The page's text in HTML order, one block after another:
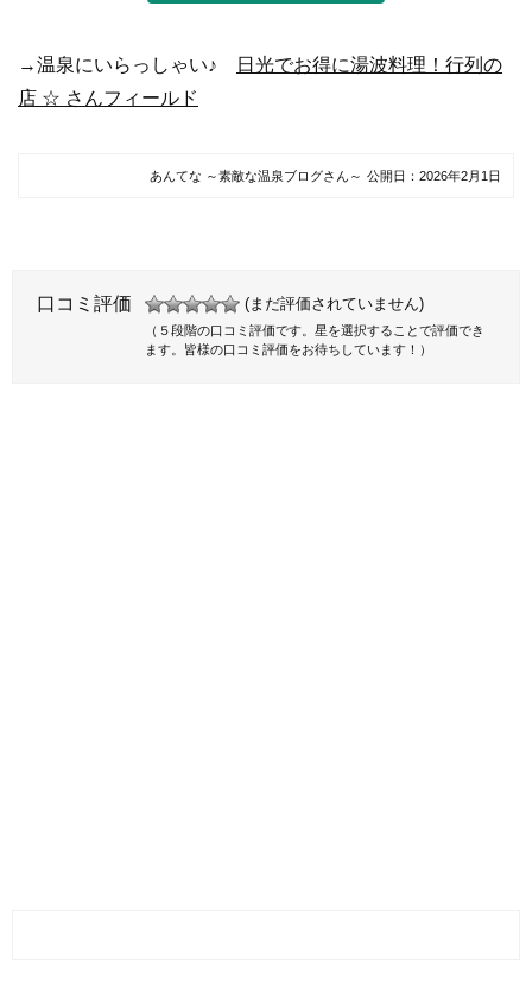
→温泉にいらっしゃい♪
日光でお得に湯波料理！行列の
店 ☆ さんフィールド
あんてな ～素敵な温泉ブログさん～ 公開日： 2026年2月1日
口コミ評価 (まだ評価されていません)
（５段階の口コミ評価です。星を選択することで評価でき
ます。皆様の口コミ評価をお待ちしています！）